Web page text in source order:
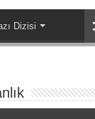
Dizisi